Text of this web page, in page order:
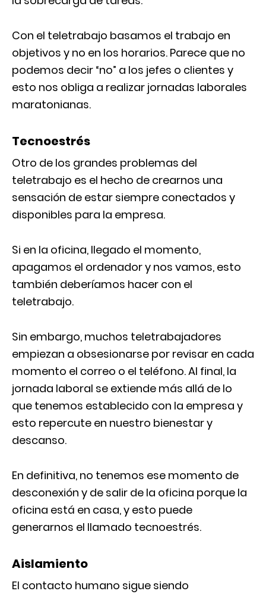
Con el teletrabajo basamos el trabajo en
objetivos y no en los horarios. Parece que no
podemos decir “no” a los jefes o clientes y
esto nos obliga a realizar jornadas laborales
maratonianas.
Tecnoestrés
Otro de los grandes problemas del
teletrabajo es el hecho de crearnos una
sensación de estar siempre conectados y
disponibles para la empresa.
Si en la oficina, llegado el momento,
apagamos el ordenador y nos vamos, esto
también deberíamos hacer con el
teletrabajo.
Sin embargo, muchos teletrabajadores
empiezan a obsesionarse por revisar en cada
momento el correo o el teléfono. Al final, la
jornada laboral se extiende más allá de lo
que tenemos establecido con la empresa y
esto repercute en nuestro bienestar y
descanso.
En definitiva, no tenemos ese momento de
desconexión y de salir de la oficina porque la
oficina está en casa, y esto puede
generarnos el llamado tecnoestrés.
Aislamiento
El contacto humano sigue siendo